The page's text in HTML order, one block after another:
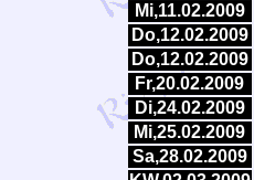
Mi,11.02.2009
Do,12.02.2009
Do,12.02.2009
Fr,20.02.2009
Di,24.02.2009
Mi,25.02.2009
Sa,28.02.2009